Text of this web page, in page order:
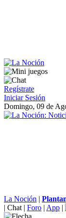
Regístrate
Iniciar Sesión
Domingo, 09 de
La Noción |
| Chat | Foro | App |